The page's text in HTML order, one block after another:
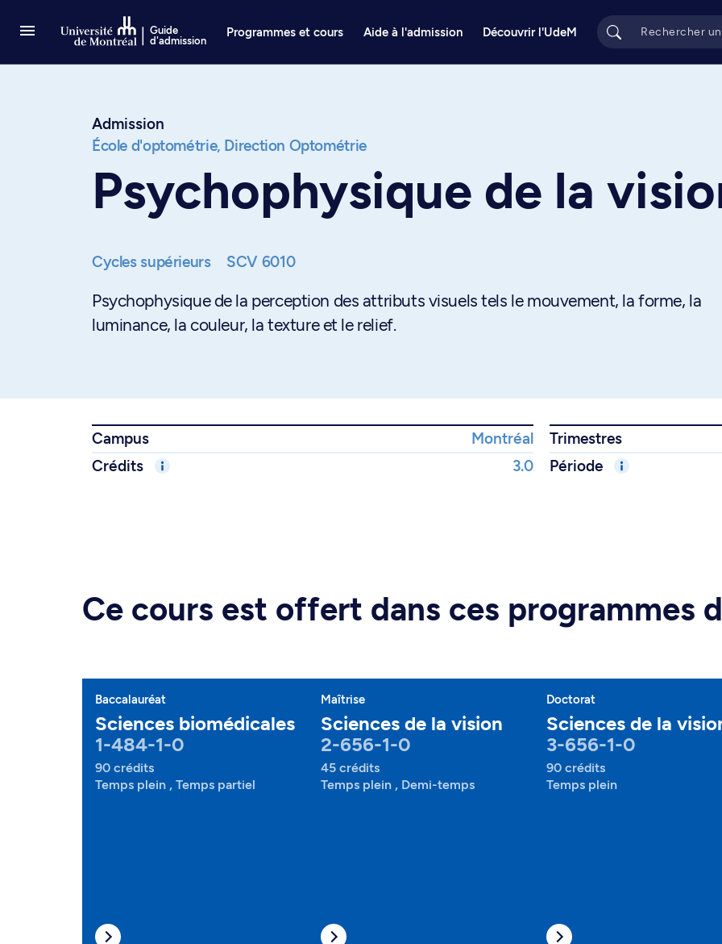
Guide
d'admission
Programmes et cours Aide à l'admission Découvrir l'UdeM
Admission
École d'optométrie, Direction Optométrie
Psychophysique de la
Cycles supérieurs SCV 6010
Psychophysique de la perception des attributs visuels tels le mouvement, la forme, la
luminance, la couleur, la texture et le relief.
Campus Montréal
Trimestres
Crédits
3.0 Période
Ce cours est offert dans ces programmes
Baccalauréat
Sciences biomédicales
1-484-1-0
90 crédits
Temps plein , Temps partiel
Maîtrise
Sciences de la vision
2-656-1-0
45 crédits
Temps plein , Demi-temps
Doctorat
Sciences de la
3-656-1-0
90 crédits
Temps plein